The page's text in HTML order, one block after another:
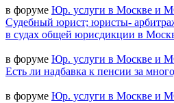
в форуме Юр. услуги в Москве и
Судебный юрист; юристы-
в судах общей юрисдикции в
в форуме Юр. услуги в Москве и
Есть ли надбавка к пенсии за
в форуме Юр. услуги в Москве и